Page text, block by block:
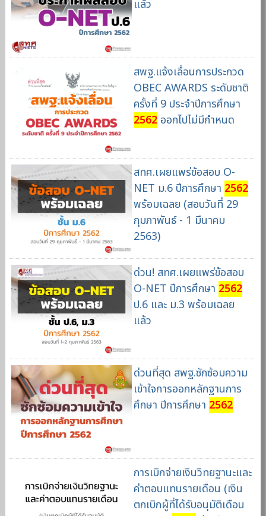
แล้ว
สพฐ.แจ้งเลื่อนการประกวด
OBEC AWARDS ระดับชาติ
ครั้งที่ 9 ประจำปีการศึกษา
2562ออกไปไม่มีกำหนด
สทศ.เผยแพร่ข้อสอบ O-
NET ม.6 ปีการศึกษา 2562
พร้อมเฉลย (สอบวันที่ 29
กุมภาพันธ์ - 1 มีนาคม
2563)
ด่วน! สทศ.เผยแพร่ข้อสอบ
O-NET ปีการศึกษา 2562
ป.6 และ ม.3 พร้อมเฉลย
แล้ว
ด่วนที่สุด สพฐ.ซักซ้อมความ
เข้าใจการออกหลักฐานการ
ศึกษา ปีการศึกษา 2562
การเบิกจ่ายเงินวิทยฐานะและ
ค่าตอบแทนรายเดือน (เงิน
ตกเบิกผู้ที่ได้รับอนุมัติเดือน